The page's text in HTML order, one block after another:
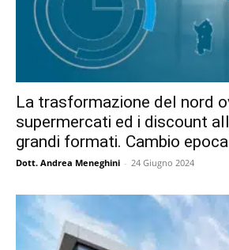
La trasformazione del nord
supermercati ed i discount
grandi formati. Cambio
Dott. Andrea Meneghini - 24 Giugno 2024